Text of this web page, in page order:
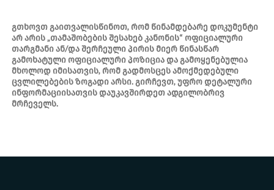
გთხოვთ გაითვალისწინოთ, რომ წინამდებარე დოკუმენტი
არ არის „თამაშობების შესახებ კანონის“ ოფიციალური
თარგმანი ან/და შერჩეული პირის მიერ წინასწარ
გამოხატული ოფიციალური პოზიცია და გამოყენებულია
მხოლოდ იმისათვის, რომ გადმოსცეს ამოქმედებული
ცვლილებებისზოგადი არსი. გირჩევთ, უფრო დეტალური
ინფორმაციისათვის დაუკავშირდეთ ადგილობრივ
მრჩეველს.